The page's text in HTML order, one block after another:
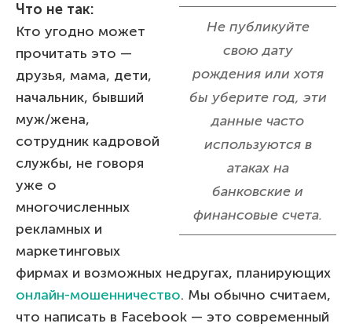
Не публикуйте
свою дату
рождения или хотя
бы уберите год, эти
данные часто
используются в
атаках на
банковские и
финансовые счета.
Что не так:
Кто угодно может
прочитать это —
друзья, мама, дети,
начальник, бывший
муж/жена,
сотрудник кадровой
службы, не говоря
уже о
многочисленных
рекламных и
маркетинговых
фирмах и возможных недругах, планирующих
онлайн-мошенничество. Мы обычно считаем,
что написать в Facebook — это современный